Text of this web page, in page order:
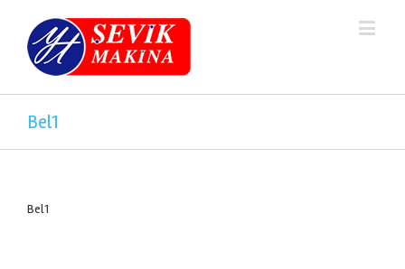
Bel1
Bel1